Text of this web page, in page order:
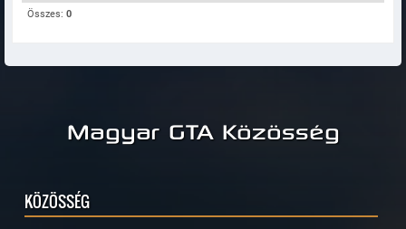
Összes: 0
Magyar GTA Közösség
KÖZÖSSÉG